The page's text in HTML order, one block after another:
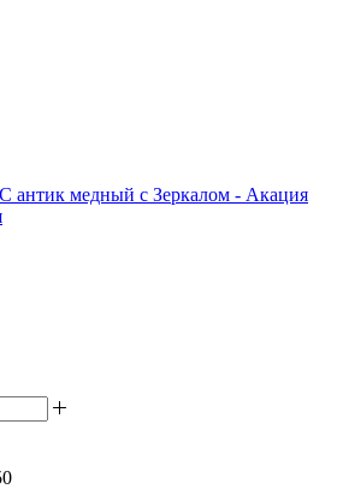
антик медный с Зеркалом - Акация